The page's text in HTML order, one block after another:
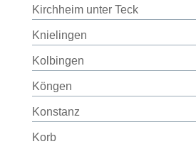
Kirchheim unter Teck
Knielingen
Kolbingen
Köngen
Konstanz
Korb